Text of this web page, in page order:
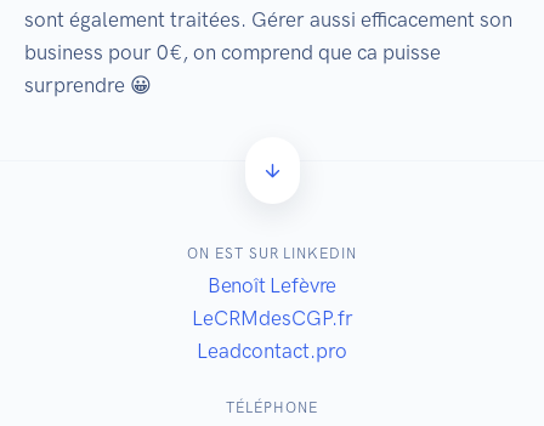
sont également traitées. Gérer aussi efficacement son
business pour 0€, on comprend que ca puisse
surprendre 😀
ON EST SUR LINKEDIN
Benoît Lefèvre
LeCRMdesCGP.fr
Leadcontact.pro
TÉLÉPHONE